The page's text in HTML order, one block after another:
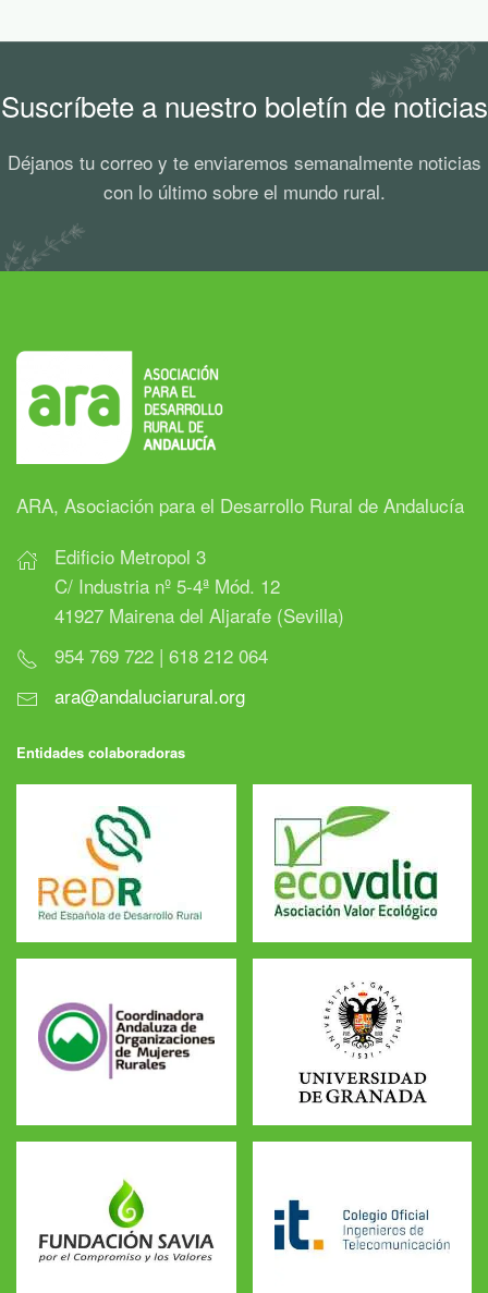
Suscríbete a nuestro boletín de noticias
Déjanos tu correo y te enviaremos semanalmente noticias
con lo último sobre el mundo rural.
ARA, Asociación para el Desarrollo Rural de Andalucía
Edificio Metropol 3
C/ Industria nº 5-4ª Mód. 12
41927 Mairena del Aljarafe (Sevilla)
954 769 722 | 618 212 064
ara@andaluciarural.org
Entidades colaboradoras